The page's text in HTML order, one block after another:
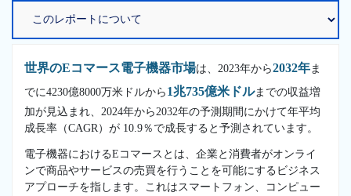
世界のEコマース電子機器市場は、2023年から2032年 ま
でに4230億8000万米ドルから 1兆735億米ドルまでの収益増
加が見込まれ、2024年から2032年の予測期間にかけて年平均
成長率（CAGR）が 10.9％で成長すると予測されています。
電子機器におけるEコマースとは、企業と消費者がオンライ
ンで商品やサービスの売買を行うことを可能にするビジネス
アプローチを指します。これはスマートフォン、コンピュー